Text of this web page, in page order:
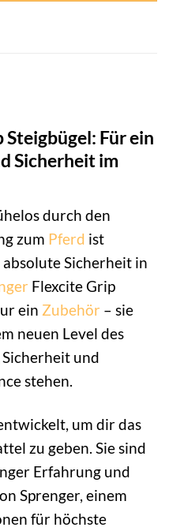
Für ein
Sicherheit im
durch den
zum Pferd ist
Sicherheit in
Flexcite Grip
ein Zubehör – sie
neuen Level des
und
stehen.
um dir das
zu geben. Sie sind
Erfahrung und
Sprenger, einem
für höchste